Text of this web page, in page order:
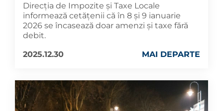
Direcția de Impozite și Taxe Locale
informează cetățenii că în 8 și 9 ianuarie
2026 se încasează doar amenzi și taxe fără
debit.
2025.12.30
MAI DEPARTE